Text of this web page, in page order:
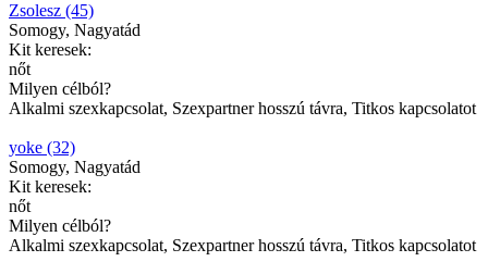
Zsolesz (45)
Somogy, Nagyatád
Kit keresek:
nőt
Milyen célból?
Alkalmi szexkapcsolat, Szexpartner hosszú távra, Titkos kapcsolatot
yoke (32)
Somogy, Nagyatád
Kit keresek:
nőt
Milyen célból?
Alkalmi szexkapcsolat, Szexpartner hosszú távra, Titkos kapcsolatot